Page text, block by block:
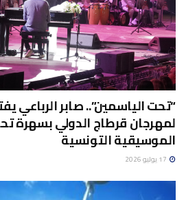
“تحت الياسمين”.. صابر الرباعي
لمهرجان قرطاج الدولي بسهرة
الموسيقية التونسية